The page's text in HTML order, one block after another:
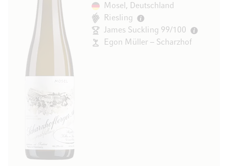
Mosel, Deutschland
Riesling
James Suckling 99/100
Egon Müller – Scharzhof